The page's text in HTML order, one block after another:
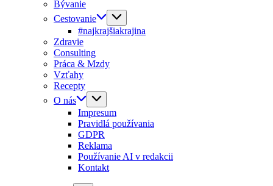
Bývanie
Cestovanie
#najkrajšiakrajina
Zdravie
Consulting
Práca & Mzdy
Vzťahy
Recepty
O nás
Impresum
Pravidlá používania
GDPR
Reklama
Používanie AI v redakcii
Kontakt